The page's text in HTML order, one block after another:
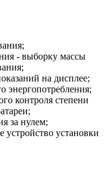
- выборку массы
на дисплее;
контроля степени
за нулем;
установки